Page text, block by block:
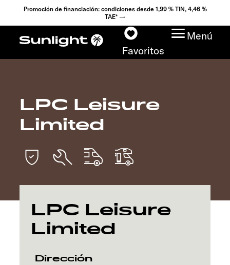
Promoción de financiación: condiciones desde 1,99 % TIN, 4,46 %
TAE* →
Favoritos
Menú
Modelos
Configurador
Encuentra tu Sunlight
Búsqueda de
concesionarios
Descubrir
Servicio
LPC Leisure
Limited
LPC Leisure
Limited
Dirección